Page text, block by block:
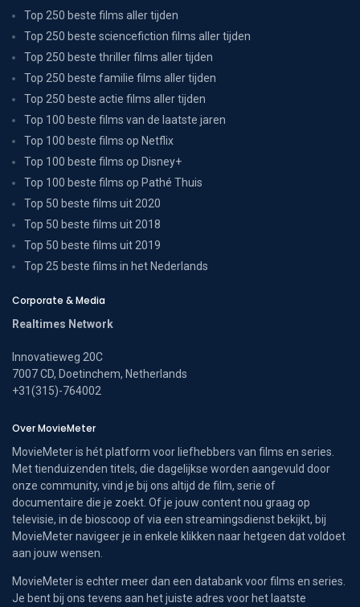
Top 250 beste films aller tijden
Top 250 beste sciencefiction films aller tijden
Top 250 beste thriller films aller tijden
Top 250 beste familie films aller tijden
Top 250 beste actie films aller tijden
Top 100 beste films van de laatste jaren
Top 100 beste films op Netflix
Top 100 beste films op Disney+
Top 100 beste films op Pathé Thuis
Top 50 beste films uit 2020
Top 50 beste films uit 2018
Top 50 beste films uit 2019
Top 25 beste films in het Nederlands
Corporate & Media
Realtimes Network
Innovatieweg 20C
7007 CD, Doetinchem, Netherlands
+31(315)-764002
Over MovieMeter
MovieMeter is hét platform voor liefhebbers van films en series.
Met tienduizenden titels, die dagelijkse worden aangevuld door
onze community, vind je bij ons altijd de film, serie of
documentaire die je zoekt. Of je jouw content nou graag op
televisie, in de bioscoop of via een streamingsdienst bekijkt, bij
MovieMeter navigeer je in enkele klikken naar hetgeen dat voldoet
aan jouw wensen.
MovieMeter is echter meer dan een databank voor films en series.
Je bent bij ons tevens aan het juiste adres voor het laatste